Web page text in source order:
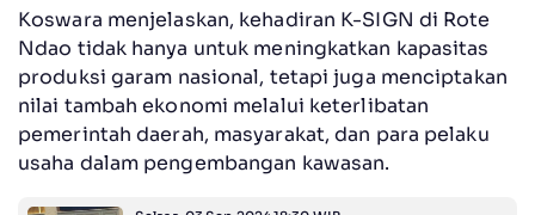
Koswara menjelaskan, kehadiran K-SIGN di Rote
Ndao tidak hanya untuk meningkatkan kapasitas
produksi garam nasional, tetapi juga menciptakan
nilai tambah ekonomi melalui keterlibatan
pemerintah daerah, masyarakat, dan para pelaku
usaha dalam pengembangan kawasan.